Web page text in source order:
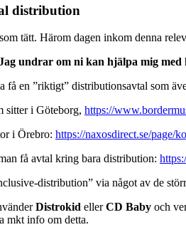
distribution
tätt. Härom dagen inkom denna
undrar om ni kan hjälpa mig
få en ”riktigt” distributionsavtal som
sitter i Göteborg, https://
i Örebro: https://naxosdirect.se/page/
få avtal kring bara distribution:
distribution” via något av de
Distrokid ellerCD Baby och
mkt info om detta.